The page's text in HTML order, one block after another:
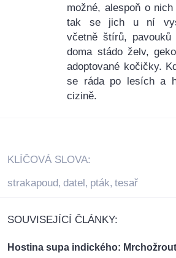
možné, alespoň o nich
tak se jich u ní
včetně štírů,
doma stádo želv,
adoptované kočičky.
se ráda po lesích a
cizině.
KLÍČOVÁ SLOVA:
strakapoud, datel, pták, tesař
SOUVISEJÍCÍ ČLÁNKY:
Hostina supa indického: